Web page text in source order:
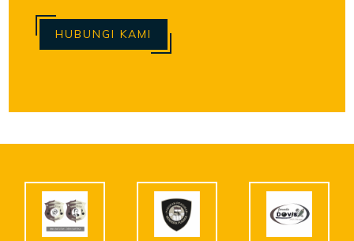
HUBUNGI KAMI